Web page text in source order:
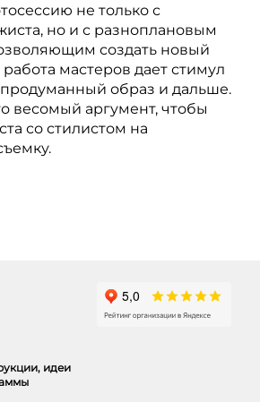
не только с
но и с разноплановым
создать новый
мастеров дает стимул
образ и дальше.
весомый аргумент, чтобы
со стилистом на
идеи